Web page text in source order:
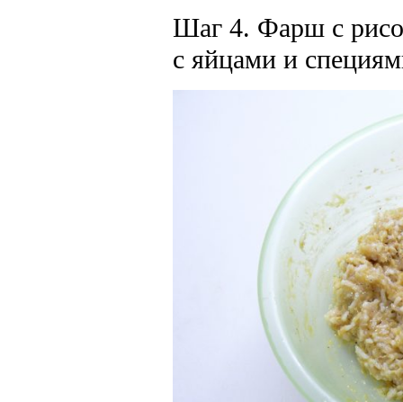
Шаг 4. Фарш с
с яйцами и